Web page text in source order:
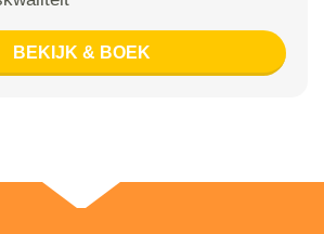
BEKIJK & BOEK